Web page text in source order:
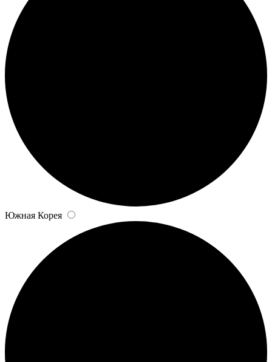
Южная Корея